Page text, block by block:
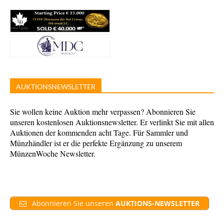
AUKTIONSNEWSLETTER
Sie wollen keine Auktion mehr verpassen? Abonnieren Sie
unseren kostenlosen Auktionsnewsletter. Er verlinkt Sie mit allen
Auktionen der kommenden acht Tage. Für Sammler und
Münzhändler ist er die perfekte Ergänzung zu unserem
MünzenWoche Newsletter.
Abonnieren Sie unseren AUKTIONS-NEWSLETTER